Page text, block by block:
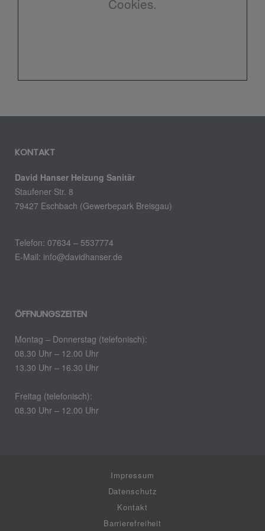
Cookies.
KONTAKT
David Hanser Heizung Sanitär
Staufener Str. 8
79427 Eschbach (Gewerbepark Breisgau)
Telefon: 07634 – 5537774
E-Mail: info@davidhanser.de
ÖFFNUNGSZEITEN
Montag – Donnerstag (telefonisch):
08.30 Uhr – 12.00 Uhr
13.30 Uhr – 16.30 Uhr
Freitag (telefonisch):
08.30 Uhr – 12.00 Uhr
Impressum
Datenschutz
Kontakt
Barrierefreiheit